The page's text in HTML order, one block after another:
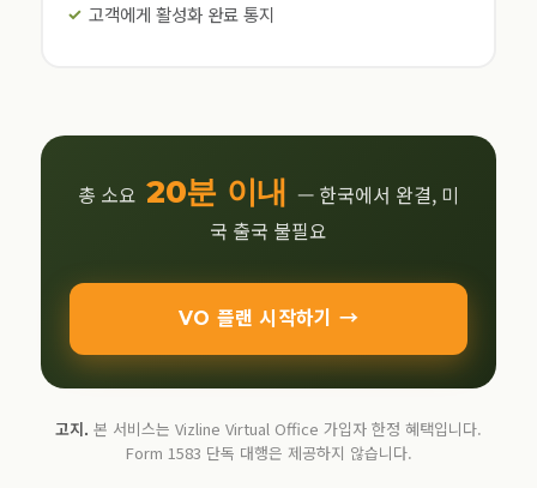
고객에게 활성화 완료 통지
총 소요 20분 이내 — 한국에서 완결, 미
국 출국 불필요
VO 플랜 시작하기 →
고지. 본 서비스는 Vizline Virtual Office 가입자 한정 혜택입니다.
Form 1583 단독 대행은 제공하지 않습니다.